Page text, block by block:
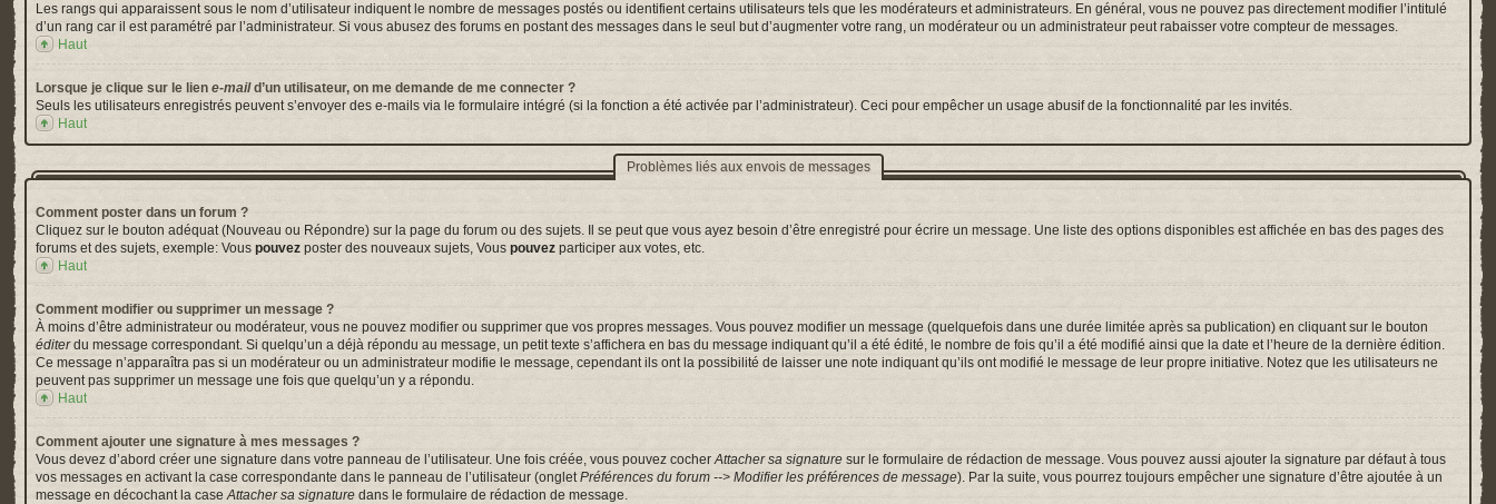
Les rangs qui apparaissent sous le nom d’utilisateur indiquent le nombre de messages postés ou identifient certains utilisateurs tels que les modérateurs et administrateurs. En général, vous ne pouvez pas directement modifier l’intitulé
d’un rang car il est paramétré par l’administrateur. Si vous abusez des forums en postant des messages dans le seul but d’augmenter votre rang, un modérateur ou un administrateur peut rabaisser votre compteur de messages.
Haut
Lorsque je clique sur le lien e-maild’un utilisateur, on me demande de me connecter ?
Seuls les utilisateurs enregistrés peuvent s’envoyer des e-mails via le formulaire intégré (si la fonction a été activée par l’administrateur). Ceci pour empêcher un usage abusif de la fonctionnalité par les invités.
Haut
Problèmes liés aux envois de messages
Comment poster dans un forum ?
Cliquez sur le bouton adéquat (Nouveau ou Répondre) sur la page du forum ou des sujets. Il se peut que vous ayez besoin d’être enregistré pour écrire un message. Une liste des options disponibles est affichée en bas des pages des
forums et des sujets, exemple: Vous pouvez poster des nouveaux sujets, Vous pouvez participer aux votes, etc.
Haut
Comment modifier ou supprimer un message ?
À moins d’être administrateur ou modérateur, vous ne pouvez modifier ou supprimer que vos propres messages. Vous pouvez modifier un message (quelquefois dans une durée limitée après sa publication) en cliquant sur le bouton
éditerdu message correspondant. Si quelqu’un a déjà répondu au message, un petit texte s’affichera en bas du message indiquant qu’il a été édité, le nombre de fois qu’il a été modifié ainsi que la date et l’heure de la dernière édition.
Ce message n’apparaîtra pas si un modérateur ou un administrateur modifie le message, cependant ils ont la possibilité de laisser une note indiquant qu’ils ont modifié le message de leur propre initiative. Notez que les utilisateurs ne
peuvent pas supprimer un message une fois que quelqu’un y a répondu.
Haut
Comment ajouter une signature à mes messages ?
Vous devez d’abord créer une signature dans votre panneau de l’utilisateur. Une fois créée, vous pouvez cocherAttacher sa signature sur le formulaire de rédaction de message. Vous pouvez aussi ajouter la signature par défaut à tous
vos messages en activant la case correspondante dans le panneau de l’utilisateur (ongletPréférences du forum --> Modifier les préférences de message). Par la suite, vous pourrez toujours empêcher une signature d’être ajoutée à un
message en décochant la caseAttacher sa signature dans le formulaire de rédaction de message.